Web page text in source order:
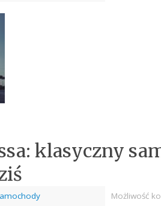
klasyczny
Możliwość